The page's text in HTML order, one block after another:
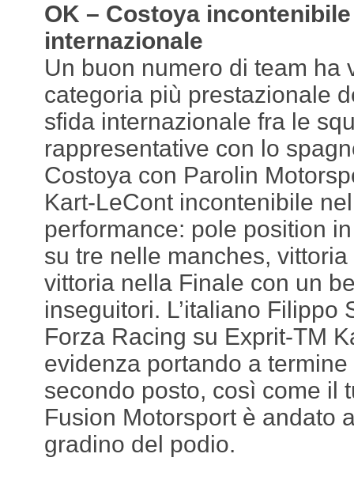
OK – Costoya
internazionale
Un buon numero di team ha
categoria più prestazionale
sfida internazionale fra le
rappresentative con lo
Costoya con Parolin
Kart-LeCont incontenibile
performance: pole position
su tre nelle manches,
vittoria nella Finale con un
inseguitori. L’italiano Filippo
Forza Racing su Exprit-TM
evidenza portando a
secondo posto, così come il
Fusion Motorsport è andato
gradino del podio.